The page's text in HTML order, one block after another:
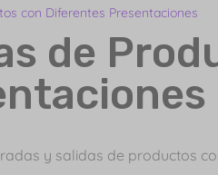
con Diferentes Presentaciones
de
y salidas de productos